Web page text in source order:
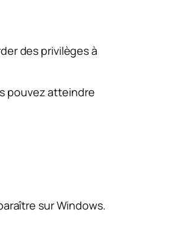
des privilèges à
pouvez atteindre
sur Windows.